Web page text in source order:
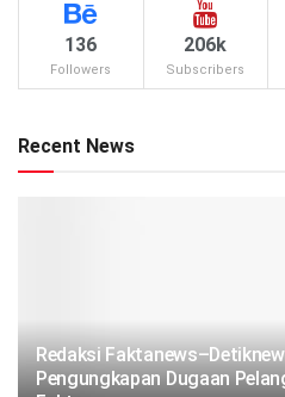
136
Followers
206k
Subscribers
Recent News
Redaksi
Pengungkapan Dugaan